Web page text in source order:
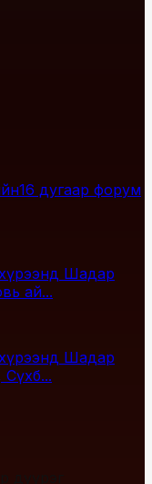
дугаар форум
Шадар
ай...
Шадар